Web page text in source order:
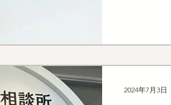
2024年7月3日